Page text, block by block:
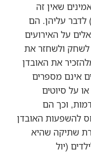
שאין זה
לדבר עליהן. הם
על האירועים
לשחק ולשחזר את
את האובדן
אינם מספרים
על סיוטים
וכך הם
להשפעות האובדן
שתיקה שהיא
(יול